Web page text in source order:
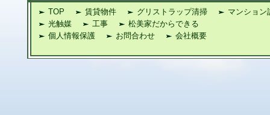
TOP 賃貸物件 グリストラップ清掃
マンション
光触媒
工事
松美家だからできる
個人情報保護
お問合わせ 会社概要